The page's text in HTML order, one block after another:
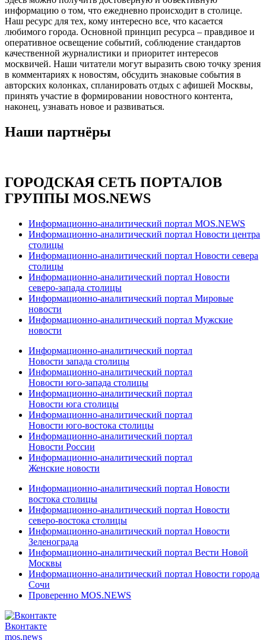
информацию о том, что ежедневно происходит в столице.
Наш ресурс для тех, кому интересно все, что касается
любимого города. Основной принцип ресурса – правдивое и
оперативное освещение событий, соблюдение стандартов
качественной журналистики и приоритет интересов
москвичей. Наши читатели могут выразить свою точку зрения
в комментариях к новостям, обсудить знаковые события в
авторских колонках, спланировать отдых с афишей Москвы,
принять участие в формировании новостного контента,
наконец, узнавать новое и развиваться.
Наши партнёры
ГОРОДСКАЯ СЕТЬ ПОРТАЛОВ
ГРУППЫ MOS.NEWS
Информационно-аналитический портал MOS.NEWS
Информационно-аналитический портал Новости центра
столицы
Информационно-аналитический портал Новости севера
столицы
Информационно-аналитический портал Новости
северо-запада столицы
Информационно-аналитический портал Мировые
новости
Информационно-аналитический портал Мужские
новости
Информационно-аналитический портал
Новости запада столицы
Информационно-аналитический портал
Новости юго-запада столицы
Информационно-аналитический портал
Новости юга столицы
Информационно-аналитический портал
Новости юго-востока столицы
Информационно-аналитический портал
Новости России
Информационно-аналитический портал
Женские новости
Информационно-аналитический портал Новости
востока столицы
Информационно-аналитический портал Новости
северо-востока столицы
Информационно-аналитический портал Новости
Зеленограда
Информационно-аналитический портал Вести Новой
Москвы
Информационно-аналитический портал Новости города
Сочи
Проверенно MOS.NEWS
Вконтакте
mos.news